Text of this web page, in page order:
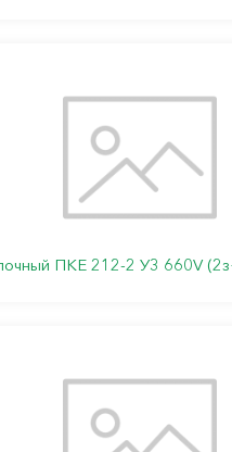
ПКЕ 212-2 У3 660V